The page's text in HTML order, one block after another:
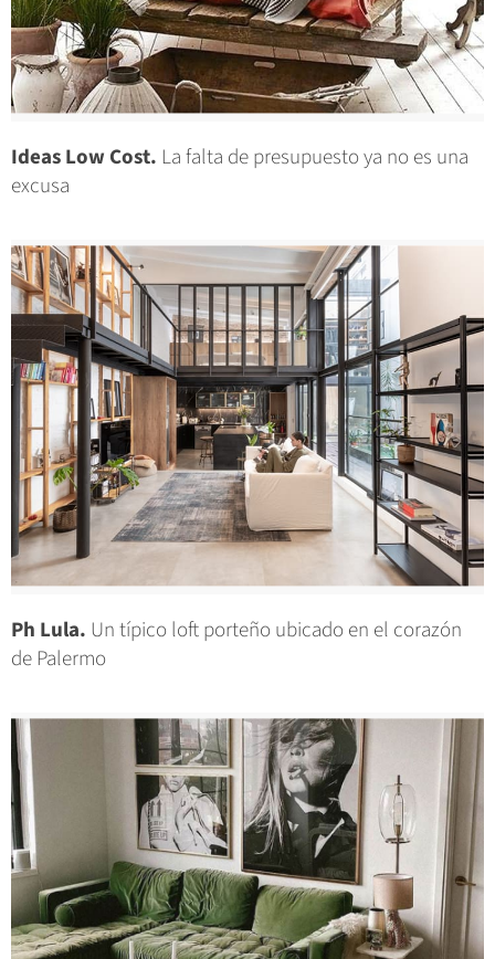
Ideas Low Cost. La falta de presupuesto ya no es una
excusa
Ph Lula. Un típico loft porteño ubicado en el corazón
de Palermo